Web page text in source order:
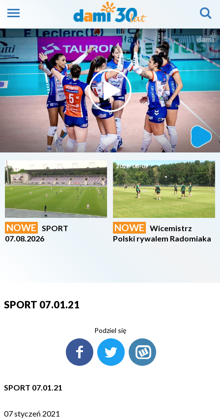
2026-08-07
NOWE
SPORT
07.08.2026
2026-08-07
NOWE
Wicemistrz
Polski rywalem Radomiaka
SPORT 07.01.21
Podziel się
SPORT 07.01.21
07 styczeń 2021